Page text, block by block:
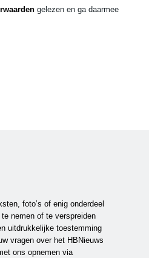
gelezen en ga daarmee
foto’s of enig onderdeel
nemen of te verspreiden
uitdrukkelijke toestemming
vragen over het HBNieuws
ons opnemen via